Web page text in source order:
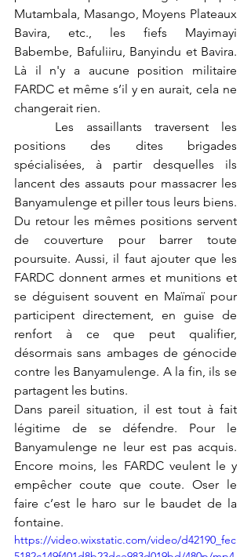
Mutambala, Masango, Moyens Plateaux
Bavira, etc., les fiefs Mayimayi
Babembe, Bafuliiru, Banyindu et Bavira.
Là il n'y a aucune position militaire
FARDC et même s’il y en aurait, cela ne
changerait rien.
positions des dites brigades
spécialisées, à partir desquelles ils
lancent des assauts pour massacrer les
Banyamulenge et piller tous leurs biens.
Du retour les mêmes positions servent
de couverture pour barrer toute
poursuite. Aussi, il faut ajouter que les
FARDC donnent armes et munitions et
se déguisent souvent en Maïmaï pour
participent directement, en guise de
renfort à ce que peut qualifier,
désormais sans ambages de génocide
contre les Banyamulenge. A la fin, ils se
partagent les butins.
Dans pareil situation, il est tout à fait
légitime de se défendre. Pour le
Banyamulenge ne leur est pas acquis.
Encore moins, les FARDC veulent le y
empêcher coute que coute. Oser le
faire c’est le haro sur le baudet de la
fontaine.
https://video.wixstatic.com/video/d42190_fec